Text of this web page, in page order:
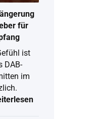
für
ist
DAB-
im